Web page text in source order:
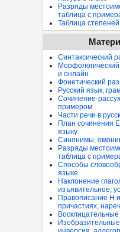
Разряды
таблица с
Таблица
Синтаксический
и онлайн
Фонетический
Русский язык,
Сочинение-
примером
Части речи в
План сочинения
языку
Синонимы,
Разряды
таблица с
Способы
языке
Наклонение
изъявительное,
Правописание Н
причастиях,